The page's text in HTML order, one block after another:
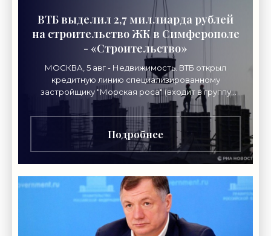
ВТБ выделил 2,7 миллиарда рублей
на строительство ЖК в Симферополе
- «Строительство»
МОСКВА, 5 авг - Недвижимость. ВТБ открыл
кредитную линию специализированному
застройщику "Морская роса" (входит в группу
"Монолит") в 2,7 миллиарда рублей для
Подробнее